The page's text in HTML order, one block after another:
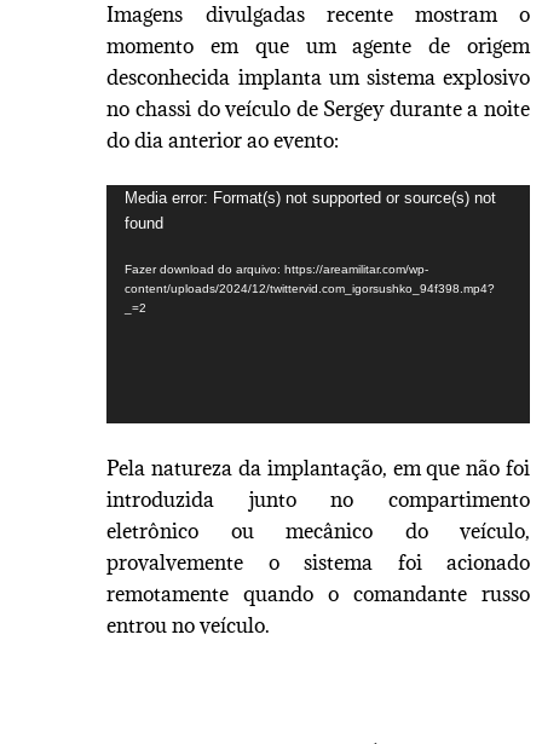
Imagens divulgadas recente mostram o
momento em que um agente de origem
desconhecida implanta um sistema explosivo
no chassi do veículo de Sergey durante a noite
do dia anterior ao evento:
Tocador
de
vídeo
Media error: Format(s) not supported or source(s) not
found
Fazer download do arquivo: https://areamilitar.com/wp-
content/uploads/2024/12/twittervid.com_igorsushko_94f398.mp4?
_=2
Pela natureza da implantação, em que não foi
introduzida junto no compartimento
eletrônico ou mecânico do veículo,
provalvemente o sistema foi acionado
remotamente quando o comandante russo
entrou no veículo.